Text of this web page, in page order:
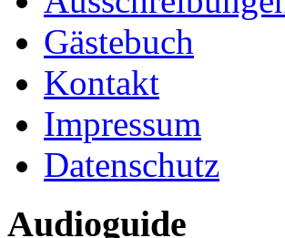
Gästebuch
Kontakt
Impressum
Datenschutz
Audioguide